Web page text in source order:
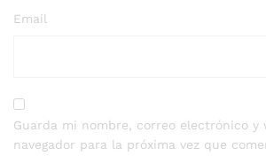
Email
Guarda mi nombre, correo electrónico y
navegador para la próxima vez que